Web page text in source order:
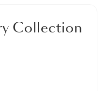
Collection